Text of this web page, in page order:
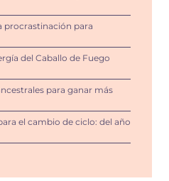
procrastinación para
del Caballo de Fuego
para ganar más
el cambio de ciclo: del año